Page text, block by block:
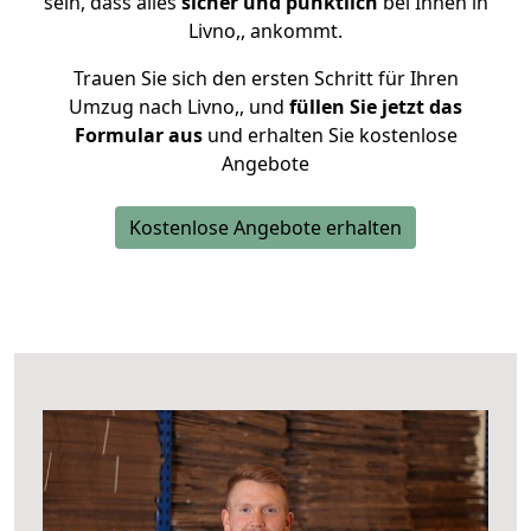
Livno,, ankommt.
Trauen Sie sich den ersten Schritt für Ihren
Umzug nach Livno,, und füllen Sie jetzt das
Formular ausund erhalten Sie kostenlose
Angebote
Kostenlose Angebote erhalten